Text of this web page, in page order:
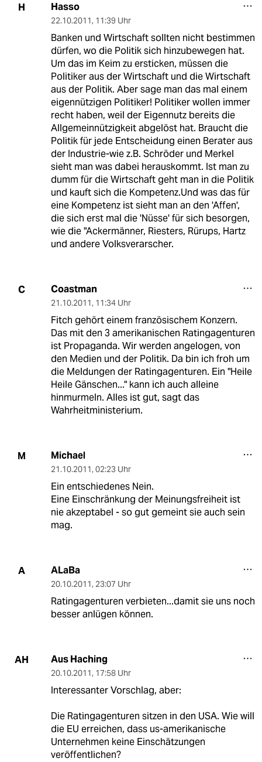
H Hasso
22.10.2011, 11:39 Uhr
Banken und Wirtschaft sollten nicht bestimmen
dürfen, wo die Politik sich hinzubewegen hat.
Um das im Keim zu ersticken, müssen die
Politiker aus der Wirtschaft und die Wirtschaft
aus der Politik. Aber sage man das mal einem
eigennützigen Politiker! Politiker wollen immer
recht haben, weil der Eigennutz bereits die
Allgemeinnützigkeit abgelöst hat. Braucht die
Politik für jede Entscheidung einen Berater aus
der Industrie-wie z.B. Schröder und Merkel
sieht man was dabei herauskommt. Ist man zu
dumm für die Wirtschaft geht man in die Politik
und kauft sich die Kompetenz.Und was das für
eine Kompetenz ist sieht man an den 'Affen',
die sich erst mal die 'Nüsse' für sich besorgen,
wie die "Ackermänner, Riesters, Rürups, Hartz
und andere Volksverarscher.
C Coastman
21.10.2011, 11:34 Uhr
Fitch gehört einem französischem Konzern.
Das mit den 3 amerikanischen Ratingagenturen
ist Propaganda. Wir werden angelogen, von
den Medien und der Politik. Da bin ich froh um
die Meldungen der Ratingagenturen. Ein "Heile
Heile Gänschen..." kann ich auch alleine
hinmurmeln. Alles ist gut, sagt das
Wahrheitministerium.
M Michael
21.10.2011, 02:23 Uhr
Ein entschiedenes Nein.
Eine Einschränkung der Meinungsfreiheit ist
nie akzeptabel - so gut gemeint sie auch sein
mag.
A ALaBa
20.10.2011, 23:07 Uhr
Ratingagenturen verbieten...damit sie uns noch
besser anlügen können.
AH Aus Haching
20.10.2011, 17:58 Uhr
Interessanter Vorschlag, aber:
Die Ratingagenturen sitzen in den USA. Wie will
die EU erreichen, dass us-amerikanische
Unternehmen keine Einschätzungen
veröffentlichen?